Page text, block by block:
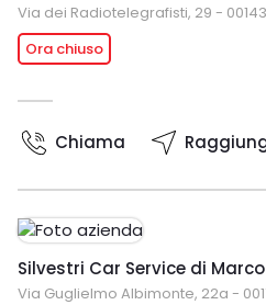
Via dei Radiotelegrafisti, 29 -
Ora chiuso
Chiama
Silvestri Car Service di
Via Guglielmo Albimonte, 22a -